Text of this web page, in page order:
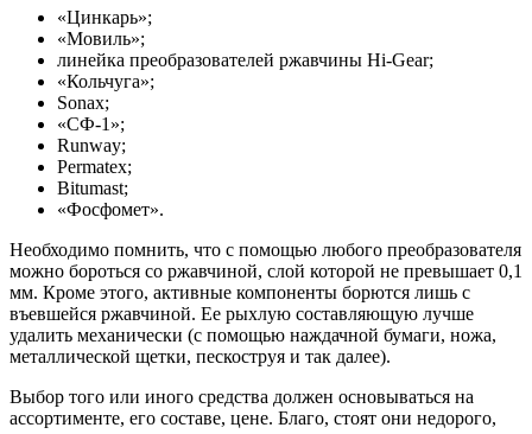
«Цинкарь»;
«Мовиль»;
линейка преобразователей ржавчины Hi-Gear;
«Кольчуга»;
Sonax;
«СФ-1»;
Runway;
Permatex;
Bitumast;
«Фосфомет».
Необходимо помнить, что с помощью любого преобразователя
можно бороться со ржавчиной, слой которой не превышает 0,1
мм. Кроме этого, активные компоненты борются лишь с
въевшейся ржавчиной. Ее рыхлую составляющую лучше
удалить механически (с помощью наждачной бумаги, ножа,
металлической щетки, пескоструя и так далее).
Выбор того или иного средства должен основываться на
ассортименте, его составе, цене. Благо, стоят они недорого,